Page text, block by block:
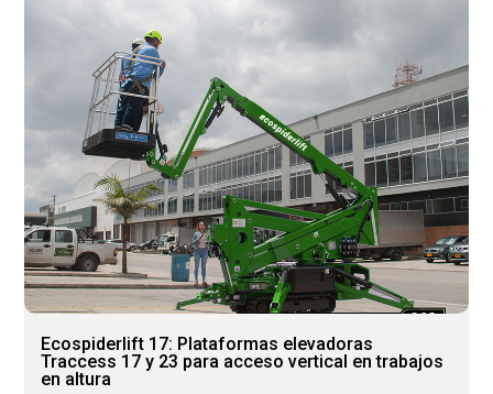
Ecospiderlift 17: Plataformas elevadoras
Traccess 17 y 23 para acceso vertical en trabajos
en altura